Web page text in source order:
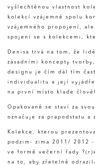
vyšlechtěnou vlastnost
kolekcí vzájemně spolu
vzájemného propojení,
spojení se s kolekcemi,
Denisa trvá na tom, že
zásadními koncepty
designu je čím dál tím
individualitu a její
na první místo klade
Opakovaně se staví za
označuje za prapodstatu
Kolekce, kterou
podzim- zima 2011/ 2012
ve formě večerní řady
na to, aby zřetelně